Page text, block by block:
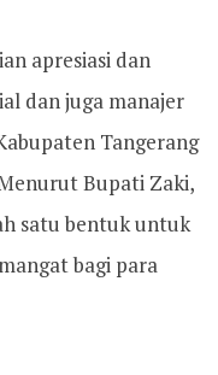
apresiasi dan
dan juga manajer
Tangerang
Bupati Zaki,
satu bentuk untuk
bagi para